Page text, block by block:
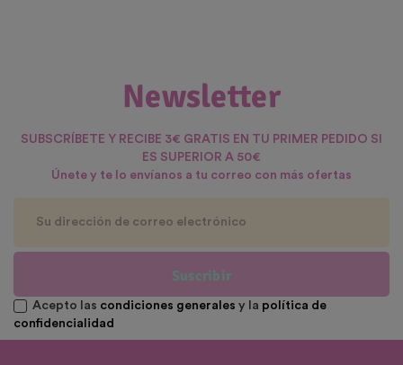
Newsletter
SUBSCRÍBETE Y RECIBE 3€ GRATIS EN TU PRIMER PEDIDO SI
ES SUPERIOR A 50€
Únete y te lo envíanos a tu correo con más ofertas
Suscribir
Acepto las condiciones generales y la política de
confidencialidad